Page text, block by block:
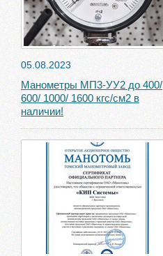
05.08.2023
Манометры МП3-УУ2 до 400/
600/ 1000/ 1600 кгс/см2 в
наличии!